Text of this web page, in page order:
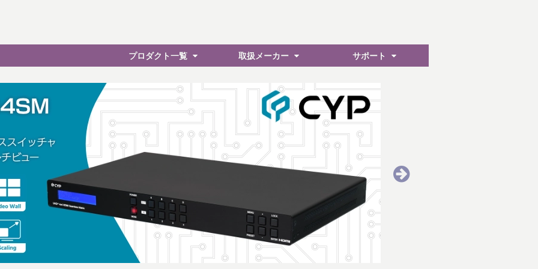
プロダクト一覧 取扱メーカー サポート